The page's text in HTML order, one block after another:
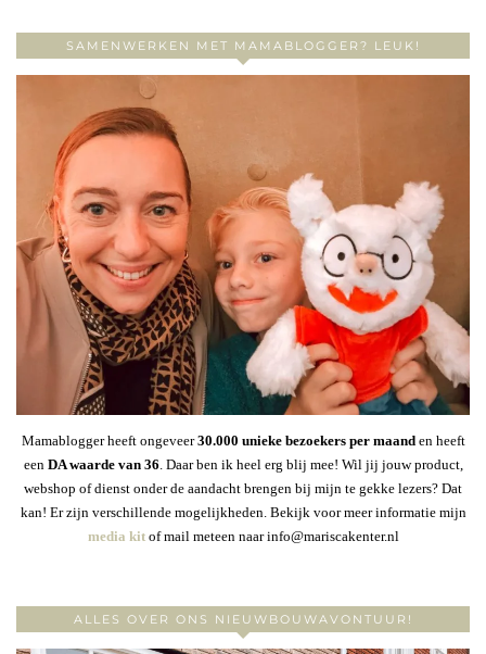
SAMENWERKEN MET MAMABLOGGER? LEUK!
Mamablogger heeft ongeveer30.000 unieke bezoekers per maanden heeft
een DA waarde van 36. Daar ben ik heel erg blij mee! Wil jij jouw product,
webshop of dienst onder de aandacht brengen bij mijn te gekke lezers? Dat
kan! Er zijn verschillende mogelijkheden. Bekijk voor meer informatie mijn
media kitof mail meteen naar info@mariscakenter.nl
ALLES OVER ONS NIEUWBOUWAVONTUUR!